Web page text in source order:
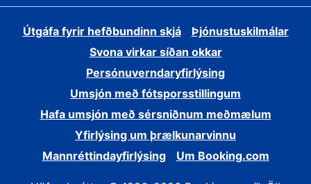
Útgáfa fyrir hefðbundinn skjá
Þjónustuskilmálar
Svona virkar síðan okkar
Persónuverndaryfirlýsing
Umsjón með fótsporsstillingum
Hafa umsjón með sérsniðnum meðmælum
Yfirlýsing um þrælkunarvinnu
Mannréttindayfirlýsing
Um Booking.com